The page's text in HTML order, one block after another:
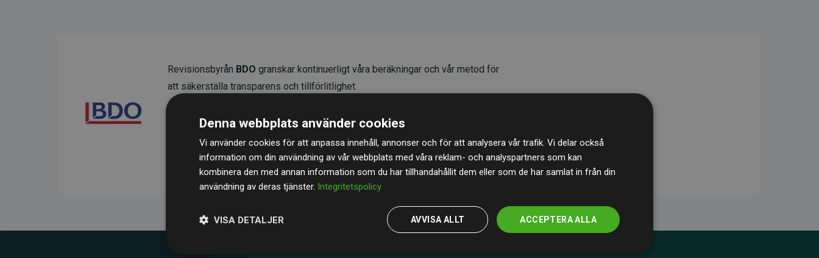
Revisionsbyrån BDO granskar kontinuerligt våra beräkningar och vår metod för
att säkerställa transparens och tillförlitlighet.
kompenserar för200 % av de beräknade CO₂-utsläppen
medlemswebbplatser – ett tydligt bevis på att vårt arbetssätt ger mätbar
klimatnytta.
Denna webbplats använder cookies
Vi använder cookies för att anpassa innehåll, annonser och för att analysera vår trafik. Vi delar också
information om din användning av vår webbplats med våra reklam- och analyspartners som kan
kombinera den med annan information som du har tillhandahållit dem eller som de har samlat in från din
användning av deras tjänster. Integritetspolicy
ACCEPTERA ALLA
AVVISA ALLT
VISA DETALJER